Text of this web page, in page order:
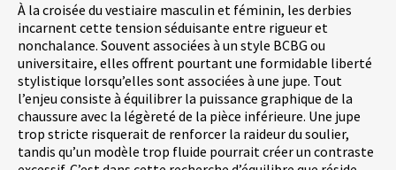
À la croisée du vestiaire masculin et féminin, les derbies
incarnent cette tension séduisante entre rigueur et
nonchalance. Souvent associées à un style BCBG ou
universitaire, elles offrent pourtant une formidable liberté
stylistique lorsqu’elles sont associées à une jupe. Tout
l’enjeu consiste à équilibrer la puissance graphique de la
chaussure avec la légèreté de la pièce inférieure. Une jupe
trop stricte risquerait de renforcer la raideur du soulier,
tandis qu’un modèle trop fluide pourrait créer un contraste